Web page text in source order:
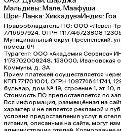
Мальдивы:Мале,Маафуши
Шри-Ланка:ХиккадуваИндия:Гоа
Правообладатель ПО: ООО «Левел
7716697924, ОГРН 1117746723808
Муниципальный округ Пресненский,
помещ.6Ч
Турагент: ООО «Академия Сервиса»
1173702008248, 153000, Ивановская
Коммуны, д. ЗА
Прием платежей осуществляется
КПП 771701001, ОГРН 1087746411741,
бульвар, дом № 19, строение 1, эт. 10,
Стоимость ПО предоставляется по
Вся информация, размещённая на
характер и не является рекламой и
условия предоставления услуг в
питания, описанные на сайте, могут